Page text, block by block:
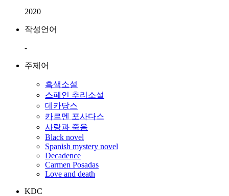
2020
작성언어
-
주제어
흑색소설
스페인 추리소설
데카당스
카르멘 포사다스
사랑과 죽음
Black novel
Spanish mystery novel
Decadence
Carmen Posadas
Love and death
KDC